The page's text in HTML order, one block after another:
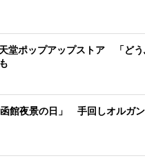
堂ポップアップストア 「ど
館夜景の日」 手回しオルガ